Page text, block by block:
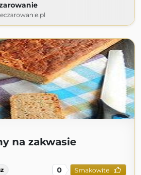
na zakwasie
0 Smakowite